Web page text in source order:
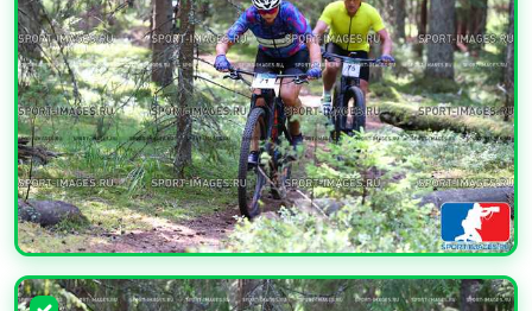
УВЕЛИЧИТЬ